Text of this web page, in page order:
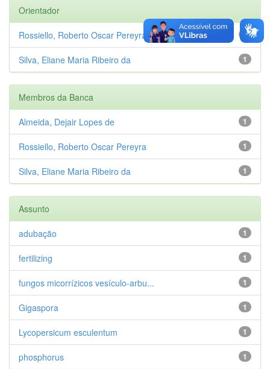
Orientador
1
Rossiello, Roberto Oscar Pereyra
1
Silva, Eliane Maria Ribeiro da
Membros da Banca
1
Almeida, Dejair Lopes de
1
Rossiello, Roberto Oscar Pereyra
1
Silva, Eliane Maria Ribeiro da
Assunto
1
adubação
1
fertilizing
1
fungos micorrízicos vesículo-arbu...
1
Gigaspora
1
Lycopersicum esculentum
1
phosphorus